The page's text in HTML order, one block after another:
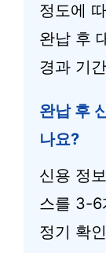
정도에
완납 후
경과 기
완납 후
나요?
신용 정
스를 3-6
정기 확